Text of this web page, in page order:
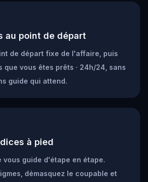
au point de départ
de départ fixe de l'affaire, puis
que vous êtes prêts · 24h/24, sans
guide qui attend.
à pied
vous guide d'étape en étape.
démasquez le coupable et